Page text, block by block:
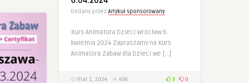
Dodany przez Artykuł sponsorowany
Kurs Animatora Dzieci Wrocław 6
kwietnia 2024 Zapraszamy na Kurs
Animatora Zabaw dla Dzieci we […]
mar 1, 2024 458 3 0